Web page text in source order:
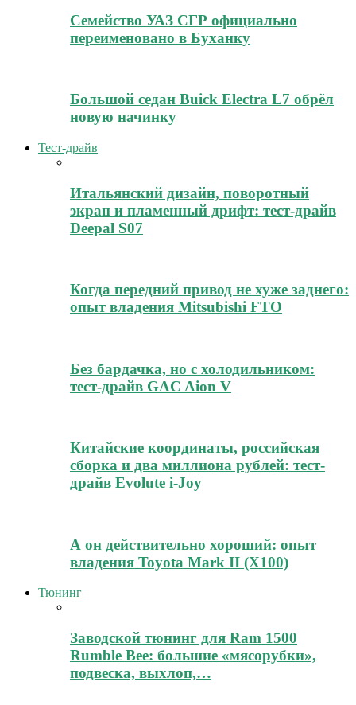
Семейство УАЗ СГР официально
переименовано в Буханку
Большой седан Buick Electra L7 обрёл
новую начинку
Тест-драйв
Итальянский дизайн, поворотный
экран и пламенный дрифт: тест-драйв
Deepal S07
Когда передний привод не хуже заднего:
опыт владения Mitsubishi FTO
Без бардачка, но с холодильником:
тест-драйв GAC Aion V
Китайские координаты, российская
сборка и два миллиона рублей: тест-
драйв Evolute i-Joy
А он действительно хороший: опыт
владения Toyota Mark II (Х100)
Тюнинг
Заводской тюнинг для Ram 1500
Rumble Bee: большие «мясорубки»,
подвеска, выхлоп,…